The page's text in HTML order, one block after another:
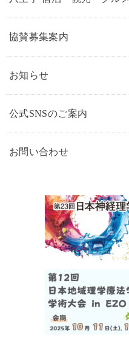
協賛募集案内
お知らせ
公式SNSのご案内
お問い合わせ